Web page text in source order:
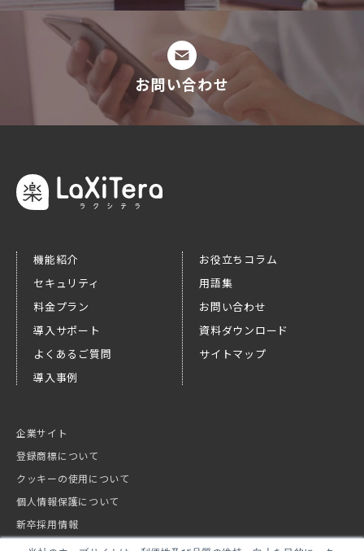
お問い合わせ
機能紹介
セキュリティ
料金プラン
導入サポート
よくあるご質問
導入事例
お役立ちコラム
用語集
お問い合わせ
資料ダウンロード
サイトマップ
企業サイト
登録商標について
クッキーの使用について
個人情報保護について
新卒採用情報
キャリア採用情報